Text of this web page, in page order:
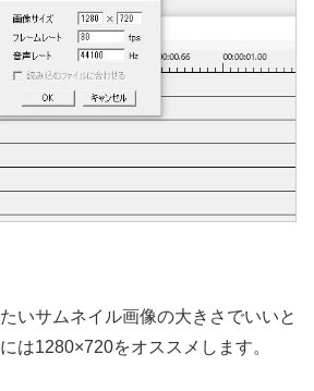
いサムネイル画像の大きさでいいと
は1280×720をオススメします。